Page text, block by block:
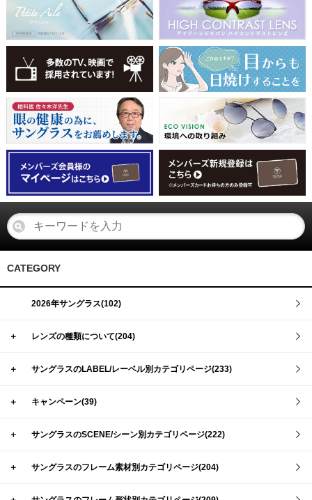
CATEGORY
2026年サングラス(102)
＋ レンズの種類について(204)
＋ サングラスのLABEL/レーベル別カテゴリページ(233)
＋ キャンペーン(39)
＋ サングラスのSCENE/シーン別カテゴリページ(222)
＋ サングラスのフレーム素材別カテゴリページ(204)